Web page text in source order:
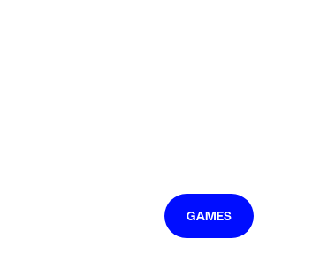
GAMES